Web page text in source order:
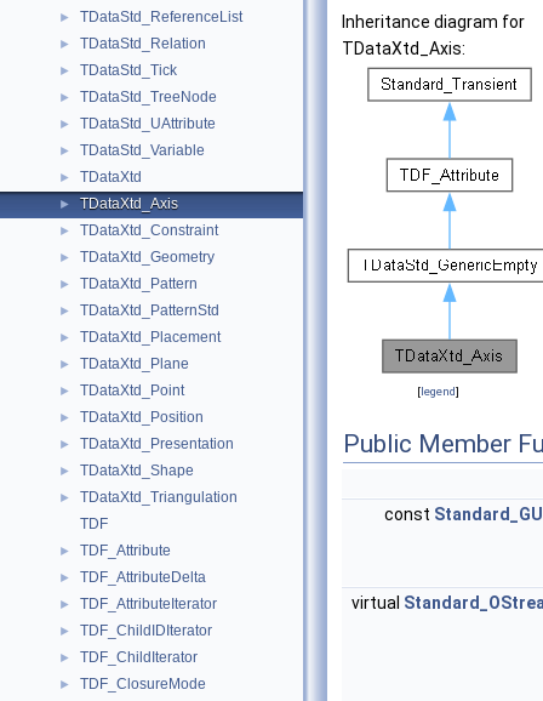
► TDataStd_ReferenceList
► TDataStd_Relation
► TDataStd_Tick
► TDataStd_TreeNode
► TDataStd_UAttribute
► TDataStd_Variable
► TDataXtd
► TDataXtd_Axis
► TDataXtd_Constraint
► TDataXtd_Geometry
► TDataXtd_Pattern
► TDataXtd_PatternStd
► TDataXtd_Placement
► TDataXtd_Plane
► TDataXtd_Point
► TDataXtd_Position
► TDataXtd_Presentation
► TDataXtd_Shape
►
TDataXtd_Triangulation
TDF
► TDF_Attribute
► TDF_AttributeDelta
► TDF_AttributeIterator
► TDF_ChildIDIterator
► TDF_ChildIterator
► TDF_ClosureMode
Inheritance diagram for
TDataXtd_Axis:
[legend]
Public Member
const
virtual